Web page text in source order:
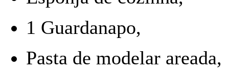
1 Guardanapo,
Pasta de modelar areada,